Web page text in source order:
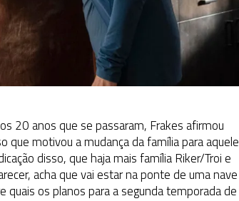
20 anos que se passaram, Frakes afirmou
que motivou a mudança da família para aquele
disso, que haja mais família Riker/Troi e
acha que vai estar na ponte de uma nave
os planos para a segunda temporada de